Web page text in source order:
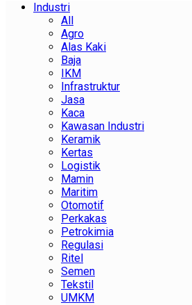
Industri
All
Agro
Alas Kaki
Baja
IKM
Infrastruktur
Jasa
Kaca
Kawasan Industri
Keramik
Kertas
Logistik
Mamin
Maritim
Otomotif
Perkakas
Petrokimia
Regulasi
Ritel
Semen
Tekstil
UMKM